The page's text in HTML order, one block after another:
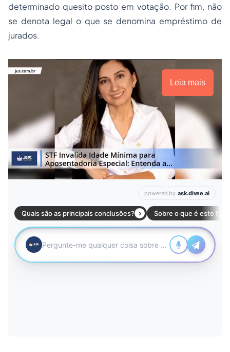
determinado quesito posto em votação. Por fim, não
se denota legal o que se denomina empréstimo de
jurados.
Leia mais